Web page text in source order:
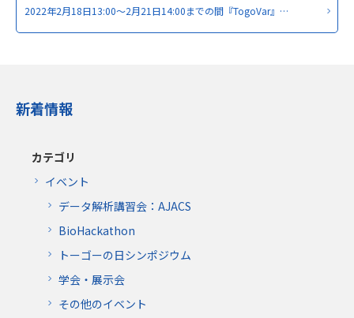
2022年2月18日13:00～2月21日14:00までの間『TogoVar』…
新着情報
カテゴリ
イベント
データ解析講習会：AJACS
BioHackathon
トーゴーの日シンポジウム
学会・展示会
その他のイベント